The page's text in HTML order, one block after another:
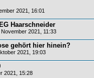
2021, 16:01
Haarschneider
2021, 11:33
gehört hier hinein?
2021, 19:03
2021, 15:28